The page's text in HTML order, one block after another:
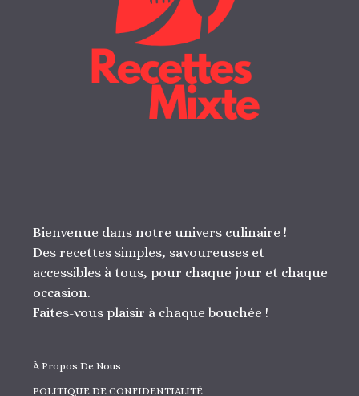
Bienvenue dans notre univers culinaire !
Des recettes simples, savoureuses et
accessibles à tous, pour chaque jour et chaque
occasion.
Faites-vous plaisir à chaque bouchée !
À Propos De Nous
POLITIQUE DE CONFIDENTIALITÉ